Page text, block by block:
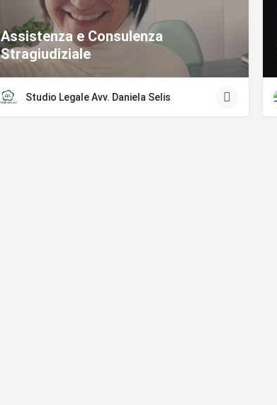
Assistenza e Consulenza
Stragiudiziale
Studio Legale Avv. Daniela Selis